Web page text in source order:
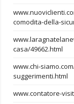
comodita-della-
casa/49662.html
www.chi-
suggerimenti.html
www.contatore-